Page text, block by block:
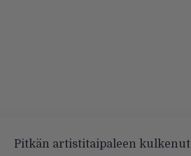
Pitkän artistitaipaleen kulkenut